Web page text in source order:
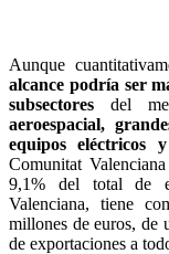
Aunque
alcance podría ser
subsectores del
aeroespacial,
equipos eléctricos
Comunitat
9,1% del total de
Valenciana, tiene
millones de euros, de
de exportaciones a